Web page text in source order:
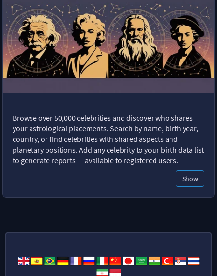
Browse over 50,000 celebrities and discover who shares
your astrological placements. Search by name, birth year,
country, or find celebrities with shared aspects and
planetary positions. Add any celebrity to your birth data list
to generate reports — available to registered users.
Show